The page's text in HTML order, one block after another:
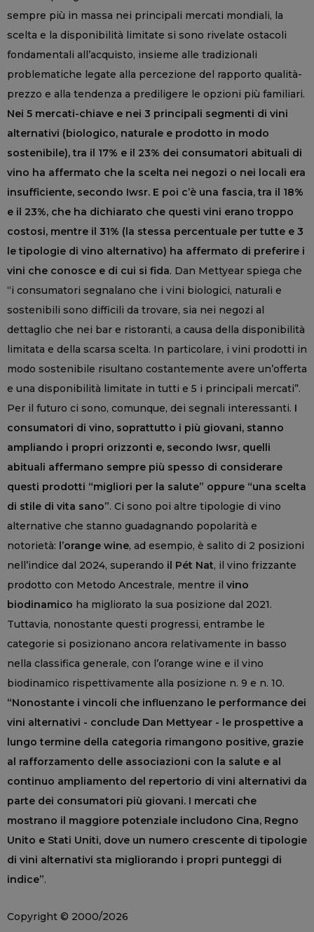
sempre più in massa nei principali mercati mondiali, la
scelta e la disponibilità limitate si sono rivelate ostacoli
fondamentali all’acquisto, insieme alle tradizionali
problematiche legate alla percezione del rapporto qualità-
prezzo e alla tendenza a prediligere le opzioni più familiari.
Nei 5 mercati-chiave e nei 3 principali segmenti di vini
alternativi (biologico, naturale e prodotto in modo
sostenibile), tra il 17% e il 23% dei consumatori abituali di
vino ha affermato che la scelta nei negozi o nei locali era
insufficiente, secondo Iwsr. E poi c’è una fascia, tra il 18%
e il 23%, che ha dichiarato che questi vini erano troppo
costosi, mentre il 31% (la stessa percentuale per tutte e 3
le tipologie di vino alternativo) ha affermato di preferire i
vini che conosce e di cui si fida. Dan Mettyear spiega che
“i consumatori segnalano che i vini biologici, naturali e
sostenibili sono difficili da trovare, sia nei negozi al
dettaglio che nei bar e ristoranti, a causa della disponibilità
limitata e della scarsa scelta. In particolare, i vini prodotti in
modo sostenibile risultano costantemente avere un’offerta
e una disponibilità limitate in tutti e 5 i principali mercati”.
Per il futuro ci sono, comunque, dei segnali interessanti. I
consumatori di vino, soprattutto i più giovani, stanno
ampliando i propri orizzonti e, secondo Iwsr, quelli
abituali affermano sempre più spesso di considerare
questi prodotti “migliori per la salute” oppure “una scelta
di stile di vita sano”. Ci sono poi altre tipologie di vino
alternative che stanno guadagnando popolarità e
notorietà: l’orange wine, ad esempio, è salito di 2 posizioni
nell’indice dal 2024, superando il Pét Nat, il vino frizzante
prodotto con Metodo Ancestrale, mentre il vino
biodinamico ha migliorato la sua posizione dal 2021.
Tuttavia, nonostante questi progressi, entrambe le
categorie si posizionano ancora relativamente in basso
nella classifica generale, con l’orange wine e il vino
biodinamico rispettivamente alla posizione n. 9 e n. 10.
“Nonostante i vincoli che influenzano le performance dei
vini alternativi - conclude Dan Mettyear - le prospettive a
lungo termine della categoria rimangono positive, grazie
al rafforzamento delle associazioni con la salute e al
continuo ampliamento del repertorio di vini alternativi da
parte dei consumatori più giovani. I mercati che
mostrano il maggiore potenziale includono Cina, Regno
Unito e Stati Uniti, dove un numero crescente di tipologie
di vini alternativi sta migliorando i propri punteggi di
indice”.
Copyright © 2000/2026